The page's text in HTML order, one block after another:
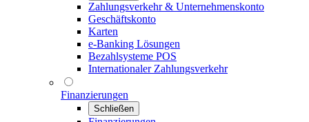
Zahlungsverkehr & Unternehmenskonto
Geschäftskonto
Karten
e-Banking Lösungen
Bezahlsysteme POS
Internationaler Zahlungsverkehr
Finanzierungen
Schließen